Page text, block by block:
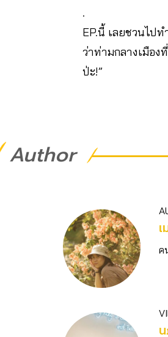
.
EP.นี้ เลยชวนไป
ว่าท่ามกลางเมือง
ป่ะ!”
Author
ค